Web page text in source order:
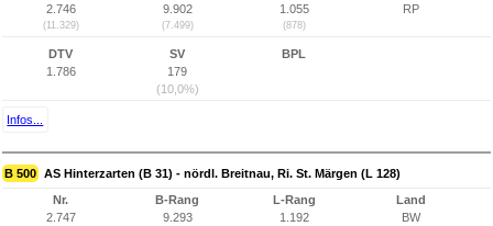
2.746
(11.329)
9.902
(7.499)
1.055
(878)
RP
DTV
1.786
SV
179
(10,0%)
BPL
Infos...
B 500 AS Hinterzarten (B 31) - nördl. Breitnau, Ri. St. Märgen (L 128)
Nr.
2.747
B-Rang
9.293
L-Rang
1.192
Land
BW